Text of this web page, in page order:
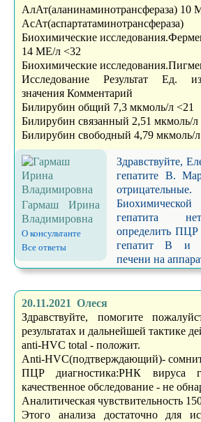
АлАт(аланинаминотрансфераза) 10
АсАт(аспартатаминотрансфераза)
Биохимические
14 МЕ/л <32
Биохимические
Исследование Результат Ед.
значения Комментарий
Билирубин общий 7,3 мкмоль/л <21
Билирубин связанный 2,51 мкмоль/л
Билирубин свободный 4,79 мкмоль/
Гармаш Ирина
Владимировна
О консультанте
Все ответы
Здравствуйте,
гепатите В.
отрицательные.
гепатита
определить ПЦР
гепатит В и
печени на
20.11.2021 Олеся
Здравствуйте, помогите
результатах и дальнейшей тактике
anti-HVC total - положит.
Anti-HVC(подтверждающий)-
ПЦР диагностика:РНК вируса
качественное обследование - не
Аналитическая чувствительность
Этого анализа достаточно для